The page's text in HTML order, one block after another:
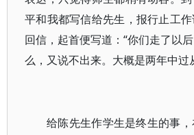
平和我都写信给先生，报行止工
回信，起首便写道：“你们走了以
么，又说不出来。大概是两年中过
给陈先生作学生是终生的事，